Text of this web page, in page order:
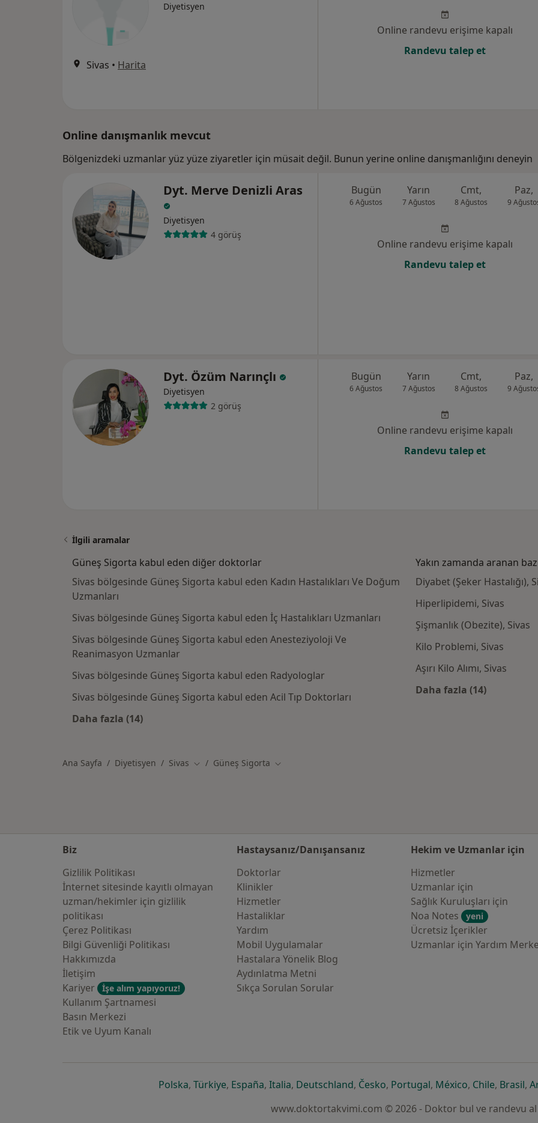
Diyetisyen
Sivas • Harita
Online randevu erişime kapalı
Randevu talep et
Online danışmanlık mevcut
Bölgenizdeki uzmanlar yüz yüze ziyaretler için müsait değil. Bunun yerine online danışmanlığını deneyin
Dyt. Merve Denizli Aras
Diyetisyen
4 görüş
Bugün
6 Ağustos
Yarın
7 Ağustos
Cmt,
8 Ağustos
Paz,
9
Online randevu erişime kapalı
Randevu talep et
Dyt. Özüm Narınçlı
Diyetisyen
2 görüş
Bugün
6 Ağustos
Yarın
7 Ağustos
Cmt,
8 Ağustos
Paz,
9
Online randevu erişime kapalı
Randevu talep et
İlgili aramalar
Güneş Sigorta kabul eden diğer doktorlar
Sivas bölgesinde Güneş Sigorta kabul eden Kadın Hastalıkları Ve Doğum
Uzmanları
Sivas bölgesinde Güneş Sigorta kabul eden İç Hastalıkları Uzmanları
Sivas bölgesinde Güneş Sigorta kabul eden Anesteziyoloji Ve
Reanimasyon Uzmanlar
Sivas bölgesinde Güneş Sigorta kabul eden Radyologlar
Sivas bölgesinde Güneş Sigorta kabul eden Acil Tıp Doktorları
Daha fazla (14)
Yakın zamanda aranan
Diyabet (Şeker Hastalığı),
Hiperlipidemi, Sivas
Şişmanlık (Obezite), Sivas
Kilo Problemi, Sivas
Aşırı Kilo Alımı, Sivas
Daha fazla (14)
Ana Sayfa Diyetisyen Sivas Şehir değiştir
Güneş Sigorta Şehir değiştir
Biz
Gizlilik Politikası
İnternet sitesinde kayıtlı olmayan
uzman/hekimler i̇çin gizlilik
politikası
Çerez Politikası
Bilgi Güvenliği Politikası
Hakkımızda
İletişim
Kariyer
İşe alım yapıyoruz!
Kullanım Şartnamesi
Basın Merkezi
Etik ve Uyum Kanalı
Hastaysanız/Danışansanız
Doktorlar
Klinikler
Hizmetler
Hastaliklar
Yardım
Mobil Uygulamalar
Hastalara Yönelik Blog
Aydınlatma Metni
Sıkça Sorulan Sorular
Hekim ve Uzmanlar için
Hizmetler
Uzmanlar için
Sağlık Kuruluşları için
Noa Notes
yeni
Ücretsiz İçerikler
Uzmanlar için Yardım
Polskayeni bir sekmede açılır
, Türkiyeyeni bir sekmede açılır
, Españayeni bir sekmede açılır
, Italiayeni bir sekmede açılır
, Deutschlandyeni bir sekmede açılır
, Českoyeni bir sekmede açılır
, Portugalyeni bir sekmede açılır
, Méxicoyeni bir
, Chileyeni bir
, Brasil,
www.doktortakvimi.com © 2026 - Doktor bul ve randevu al